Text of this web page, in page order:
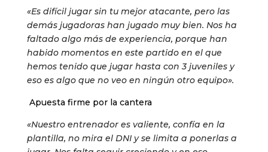
«Es difícil jugar sin tu mejor atacante, pero las
demás jugadoras han jugado muy bien. Nos ha
faltado algo más de experiencia, porque han
habido momentos en este partido en el que
hemos tenido que jugar hasta con 3 juveniles y
eso es algo que no veo en ningún otro equipo».
Apuesta firme por la cantera
«Nuestro entrenador es valiente, confía en la
plantilla, no mira el DNI y se limita a ponerlas a